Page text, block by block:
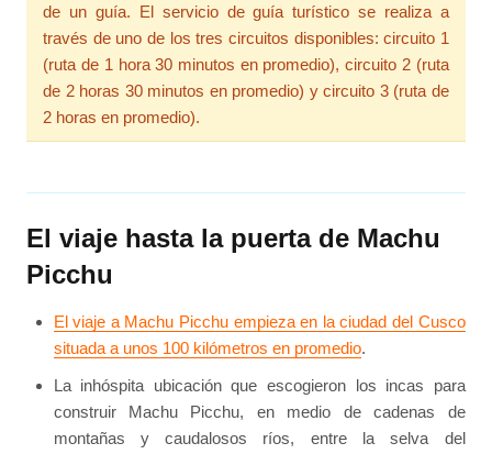
de un guía. El servicio de guía turístico se realiza a
través de uno de los tres circuitos disponibles: circuito 1
(ruta de 1 hora 30 minutos en promedio), circuito 2 (ruta
de 2 horas 30 minutos en promedio) y circuito 3 (ruta de
2 horas en promedio).
El viaje hasta la puerta de Machu
Picchu
El viaje a Machu Picchu empieza en la ciudad del Cusco
situada a unos 100 kilómetros en promedio.
La inhóspita ubicación que escogieron los incas para
construir Machu Picchu, en medio de cadenas de
montañas y caudalosos ríos, entre la selva del